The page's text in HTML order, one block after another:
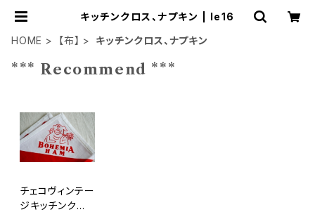
キッチンクロス、ナプキン | le16
HOME
【布】 キッチンクロス、ナプキン
*** Recommend ***
チェコヴィンテー
ジキッチンクロ